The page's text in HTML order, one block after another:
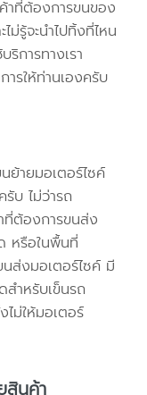
าที่ต้องการขนของ
ม่รู้จะนำไปทิ้งที่ไหน
การทางเรา
ารให้ท่านเองครับ
ย้ายมอเตอร์ไซค์
รับ ไม่ว่ารถ
ที่ต้องการขนส่ง
หรือในพื้นที่
ส่งมอเตอร์ไซค์ มี
ำหรับเข็นรถ
ม่ให้มอเตอร์
สินค้า